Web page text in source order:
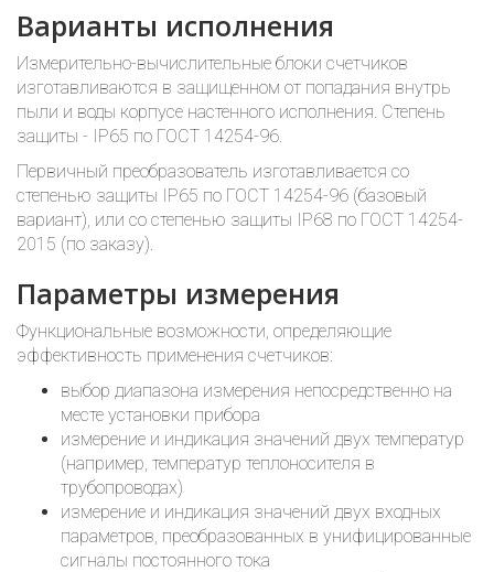
Варианты исполнения
Измерительно-вычислительные блоки счетчиков
изготавливаются в защищенном от попадания внутрь
пыли и воды корпусе настенного исполнения. Степень
защиты - IP65 по ГОСТ 14254-96.
Первичный преобразователь изготавливается со
степенью защиты IP65 по ГОСТ 14254-96 (базовый
вариант), или со степенью защиты IP68 по ГОСТ 14254-
2015 (по заказу).
Параметры измерения
Функциональные возможности, определяющие
эффективность применения счетчиков:
выбор диапазона измерения непосредственно на
месте установки прибора
измерение и индикация значений двух температур
(например, температур теплоносителя в
трубопроводах)
измерение и индикация значений двух входных
параметров, преобразованных в унифицированные
сигналы постоянного тока